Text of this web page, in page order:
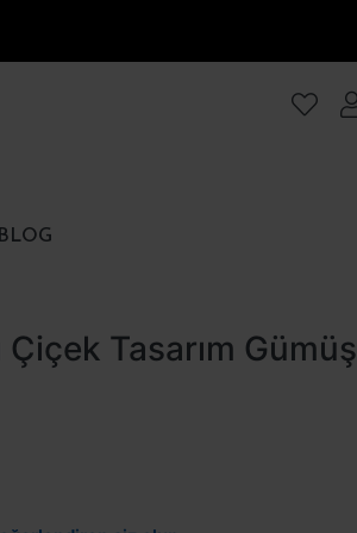
BLOG
Tasarım Gümüş
Hepsini kabul et